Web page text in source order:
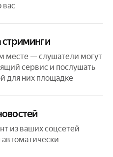
вас
месте — слушатели могут
сервис и послушать
для них площадке
из ваших соцсетей
автоматически